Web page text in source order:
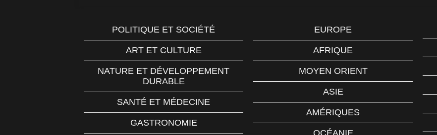
POLITIQUE ET SOCIÉTÉ
ART ET CULTURE
NATURE ET DÉVELOPPEMENT
DURABLE
SANTÉ ET MÉDECINE
GASTRONOMIE
EUROPE
AFRIQUE
MOYEN ORIENT
ASIE
AMÉRIQUES